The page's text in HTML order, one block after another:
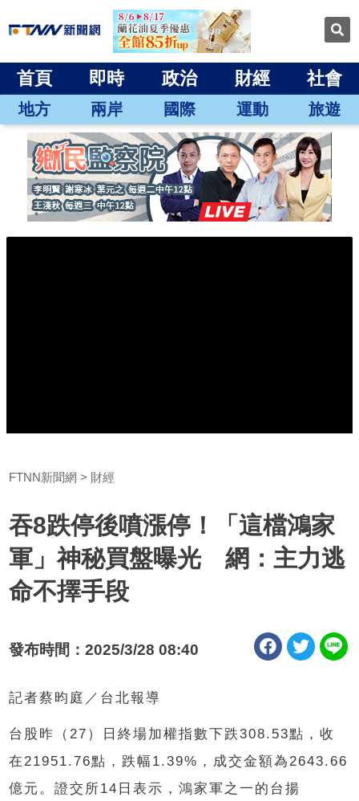
首頁 即時 政治 財經 社會
地方 兩岸 國際 運動 旅遊
FTNN新聞網 財經
吞8跌停後噴漲停！「這檔鴻家
軍」神秘買盤曝光 網：主力逃
命不擇手段
發布時間：2025/3/28 08:40
記者蔡昀庭／台北報導
台股昨（ 27 ）日終場加權指數下跌308.53點，收
在 21951.76點，跌幅 1.39% ，成交金額為 2643.66
億元。證交所14 日表示，鴻家軍之一的台揚